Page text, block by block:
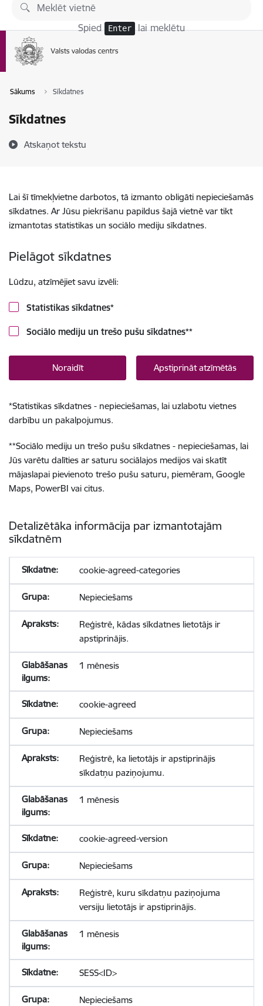
Pāriet uz lapas saturu
Spied Enter lai meklētu
Sākums Sīkdatnes
Sīkdatnes
Atskaņot tekstu
Lai šī tīmekļvietne darbotos, tā izmanto obligāti nepieciešamās
sīkdatnes. Ar Jūsu piekrišanu papildus šajā vietnē var tikt
izmantotas statistikas un sociālo mediju sīkdatnes.
Pielāgot sīkdatnes
Lūdzu, atzīmējiet savu izvēli:
Statistikas sīkdatnes*
Sociālo mediju un trešo pušu sīkdatnes**
Noraidīt Apstiprināt atzīmētās
*Statistikas sīkdatnes - nepieciešamas, lai uzlabotu vietnes
darbību un pakalpojumus.
**Sociālo mediju un trešo pušu sīkdatnes - nepieciešamas, lai
Jūs varētu dalīties ar saturu sociālajos medijos vai skatīt
mājaslapai pievienoto trešo pušu saturu, piemēram, Google
Maps, PowerBI vai citus.
Detalizētāka informācija par izmantotajām
sīkdatnēm
cookie-agreed-categories
Nepieciešams
Reģistrē, kādas sīkdatnes lietotājs ir
apstiprinājis.
1 mēnesis
cookie-agreed
Nepieciešams
Reģistrē, ka lietotājs ir apstiprinājis
sīkdatņu paziņojumu.
1 mēnesis
cookie-agreed-version
Nepieciešams
Reģistrē, kuru sīkdatņu paziņojuma
versiju lietotājs ir apstiprinājis.
1 mēnesis
SESS<ID>
Nepieciešams